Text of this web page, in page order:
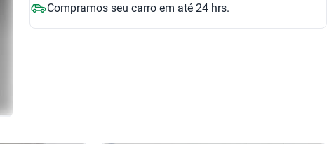
Compramos seu carro em até 24 hrs.